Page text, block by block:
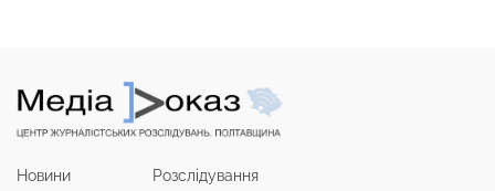
Новини Розслідування